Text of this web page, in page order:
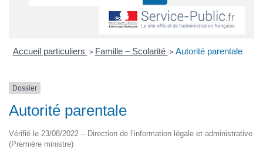
Accueil particuliers > Famille – Scolarité > Autorité parentale
Dossier
Autorité parentale
Vérifié le 23/08/2022 – Direction de l’information légale et administrative
(Première ministre)